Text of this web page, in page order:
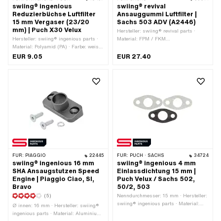
swiing® ingenious
Reduzierbüchse Luftfilter
15 mm Vergaser (23/20
mm) | Puch X30 Velux
Hersteller: swiing® ingenious parts ·
Material: Polyamid (PA) · Farbe: weiss
· Gesamtlänge: 15 mm · Ø innen: 20
EUR 9.05
swiing® revival
Ansauggummi Luftfilter |
Sachs 503 ADV (A2446)
Hersteller: swiing® revival parts ·
Material: FPM / FKM
Viton) · Farbe: schwarz · Ø innen: 19
EUR 27.40
FÜR: PIAGGIO 22445
swiing® ingenious 16 mm
SHA Ansaugstutzen Speed
Engine | Piaggio Ciao, SI,
Bravo
(5)
Ø innen: 16 mm · Hersteller: swiing®
ingenious parts · Material: Aluminium
FÜR: PUCH · SACHS 34724
swiing® ingenious 4 mm
Einlassdichtung 15 mm |
Puch Velux / Sachs 502,
50/2, 503
Nenndurchmesser: 15 mm · Hersteller:
swiing® ingenious parts · Material: